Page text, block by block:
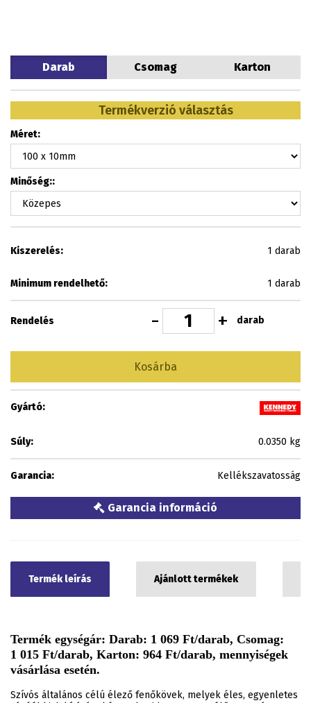
Darab Csomag Karton
Termékverzió választás
Méret:
Minőség::
Kiszerelés: 1 darab
Minimum rendelhető: 1 darab
Rendelés - + darab
Kosárba
Gyártó:
Súly: 0.0350 kg
Garancia: Kellékszavatosság
Garancia információ
Termék leírás Ajánlott termékek
Termék egységár: Darab: 1 069 Ft/darab, Csomag:
1 015 Ft/darab, Karton: 964 Ft/darab, mennyiségek
vásárlása esetén.
Szívós általános célú élező fenőkövek, melyek éles, egyenletes